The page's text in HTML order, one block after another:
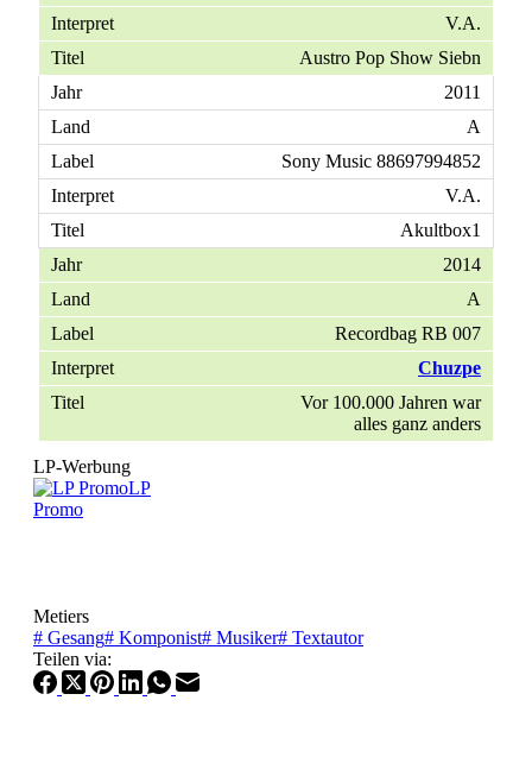
V.A.
Austro Pop Show Siebn
2011
A
Sony Music 88697994852
V.A.
Akultbox1
2014
A
Recordbag RB 007
Chuzpe
Vor 100.000 Jahren war
alles ganz anders
LP-Werbung
LP
Promo
Metiers
# Gesang# Komponist# Musiker# Textautor
Teilen via: